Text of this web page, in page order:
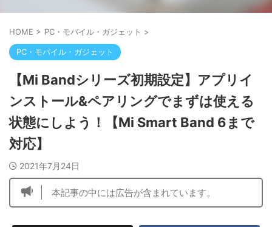
HOME > PC・モバイル・ガジェット >
PC・モバイル・ガジェット
【Mi Bandシリーズ初期設定】アプリイ
ンストール&ペアリングでまずは使える
状態にしよう！【Mi Smart Band 6まで
対応】
2021年7月24日
本記事の中には広告が含まれています。